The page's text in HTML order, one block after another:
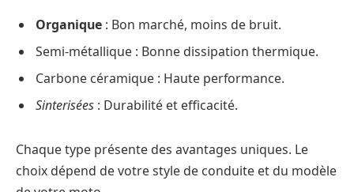
Organique : Bon marché, moins de bruit.
Semi-métallique : Bonne dissipation thermique.
Carbone céramique : Haute performance.
Sinterisées : Durabilité et efficacité.
Chaque type présente des avantages uniques. Le
choix dépend de votre style de conduite et du modèle